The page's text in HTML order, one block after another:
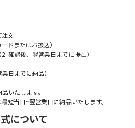
文
ドまたはお振込）
確認後、翌営業日までに提出）
日までに納品）
いたします。
短当日~翌営業日に納品いたします。
について